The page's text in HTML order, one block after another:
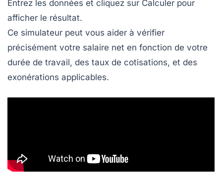
Entrez les données et cliquez sur Calculer pour
afficher le résultat.
Ce simulateur peut vous aider à vérifier
précisément votre salaire net en fonction de votre
durée de travail, des taux de cotisations, et des
exonérations applicables.